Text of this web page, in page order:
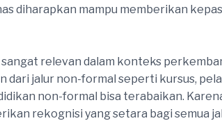
diharapkan mampu memberikan
relevan dalam konteks
jalur non-formal seperti kursus,
non-formal bisa terabaikan.
rekognisi yang setara bagi semua